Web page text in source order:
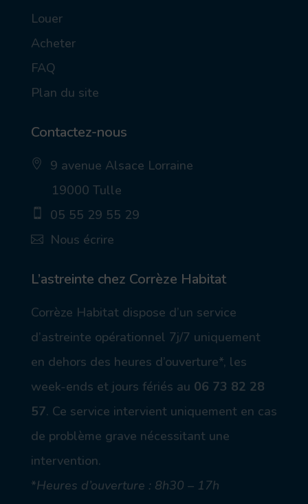
Louer
Acheter
FAQ
Plan du site
Contactez-nous
in
lt
9 avenue Alsace Lorraine
19000 Tulle
on
ob
ile
on
05 55 29 55 29
_
m
_a
ic
Nous écrire
L’astreinte chez Corrèze Habitat
Corrèze Habitat dispose d’un service
d’astreinte opérationnel 7j/7 uniquement
en dehors des heures d’ouverture*, les
week-ends et jours fériés au 06 73 82 28
57. Ce service intervient uniquement en cas
de problème grave nécessitant une
intervention.
*Heures d’ouverture : 8h30 – 17h